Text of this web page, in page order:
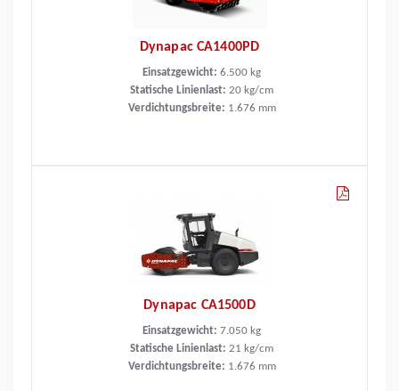
Dynapac CA1400PD
Einsatzgewicht: 6.500 kg
Statische Linienlast: 20 kg/cm
Verdichtungsbreite: 1.676 mm
Dynapac CA1500D
Einsatzgewicht: 7.050 kg
Statische Linienlast: 21 kg/cm
Verdichtungsbreite: 1.676 mm